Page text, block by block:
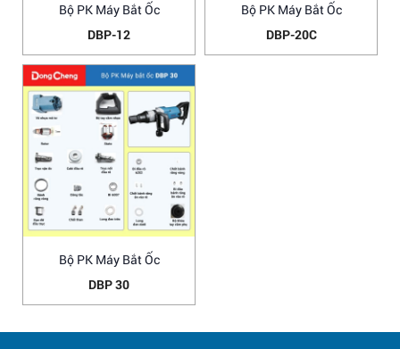
Bộ PK Máy Bắt Ốc
DBP-12
Bộ PK Máy Bắt Ốc
DBP-20C
Bộ PK Máy Bắt Ốc
DBP 30